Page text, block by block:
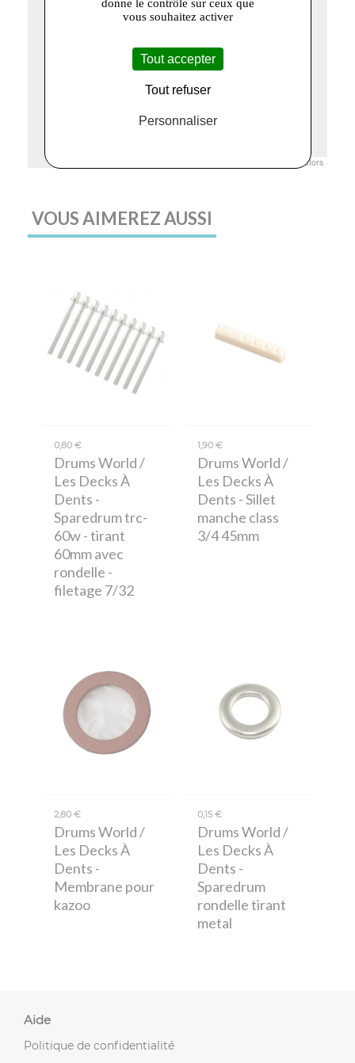
contributors
VOUS AIMEREZ AUSSI
0,80 €
Drums World /
Les Decks À
Dents -
Sparedrum trc-
60w - tirant
60mm avec
rondelle -
filetage 7/32
1,90 €
Drums World /
Les Decks À
Dents - Sillet
manche class
3/4 45mm
2,80 €
Drums World /
Les Decks À
Dents -
Membrane pour
kazoo
0,15 €
Drums World /
Les Decks À
Dents -
Sparedrum
rondelle tirant
metal
Aide
Politique de confidentialité
donne le contrôle sur ceux que
vous souhaitez activer
Tout accepter
Tout refuser
Personnaliser